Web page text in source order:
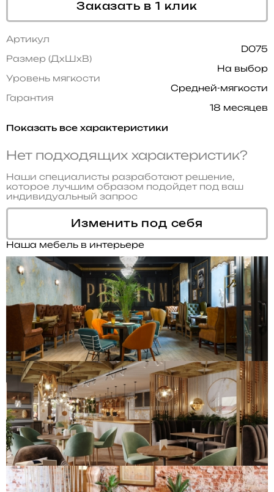
Заказать в 1 клик
Артикул
D075
Размер (ДхШхВ)
На выбор
Уровень мягкости
Средней-мягкости
Гарантия
18 месяцев
Показать все характеристики
Нет подходящих характеристик?
Наши специалисты разработают решение,
которое лучшим образом подойдет под ваш
индивидуальный запрос
Изменить под себя
Наша мебель в интерьере